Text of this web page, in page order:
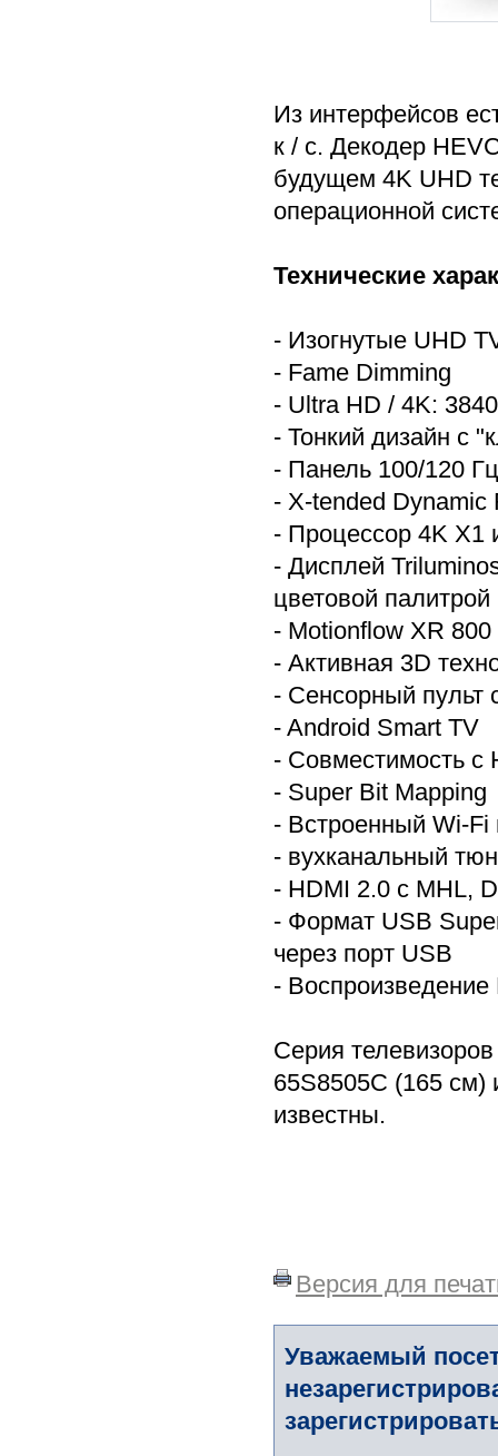
Из интерфейсов
к / с. Декодер
будущем 4K UHD
операционной
Технические
- Изогнутые UHD
- Fame Dimming
- Ultra HD / 4K:
- Тонкий дизайн с
- Панель 100/120
- X-tended Dynamic
- Процессор 4K X1
- Дисплей
цветовой палитрой
- Motionflow XR 800
- Активная 3D
- Сенсорный пульт
- Android Smart TV
- Совместимость с
- Super Bit Mapping
- Встроенный Wi-Fi
- вухканальный
- HDMI 2.0 с MHL,
- Формат USB
через порт USB
-
Серия
65S8505C (165 см)
известны.
Версия для
Уважаемый